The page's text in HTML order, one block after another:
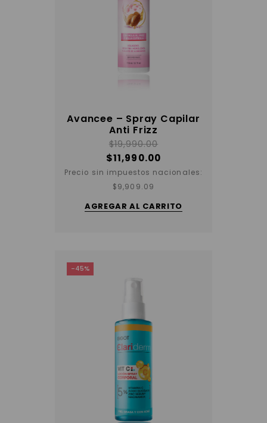
Avancee – Spray Capilar
Anti Frizz
$19,990.00
$11,990.00
Precio sin impuestos nacionales:
$9,909.09
AGREGAR AL CARRITO
-45%